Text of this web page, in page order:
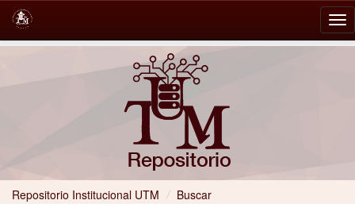
Repositorio Institucional UTM / Buscar